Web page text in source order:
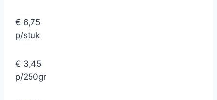
€ 6,75
p/stuk
€ 3,45
p/250gr